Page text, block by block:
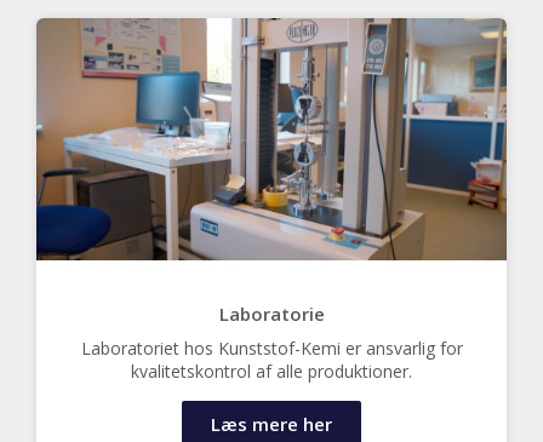
Laboratorie
Laboratoriet hos Kunststof-Kemi er ansvarlig for
kvalitetskontrol af alle produktioner.
Læs mere her